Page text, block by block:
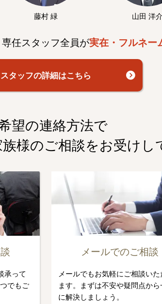
藤村 緑 山田 洋介
任スタッフ全員が実在・フルネー
スタッフの詳細はこちら
望の連絡方法で
族様のご相談を お受けし
承って
でもご
メールでのご相談
メールでもお気軽にご相談いた
ます。まずは不安や疑問点から
に解決しましょう。